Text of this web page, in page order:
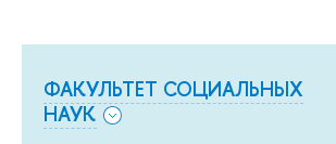
ФАКУЛЬТЕТ СОЦИАЛЬНЫХ
НАУК